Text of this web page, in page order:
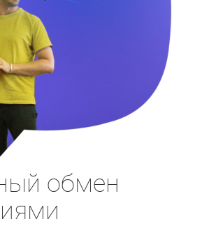
обмен